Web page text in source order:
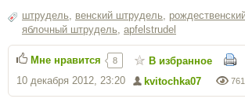
штрудель, венский штрудель,
яблочный штрудель, apfelstrudel
kvitochka07
10 декабря 2012, 23:20
Мне нравится 8 В избранное